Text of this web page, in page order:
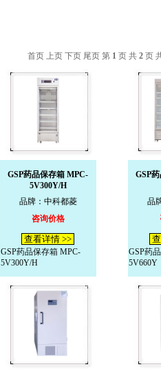
首页 上页 下页 尾页第 1 页 共 2 页
GSP药品保存箱 MPC-
5V300Y/H
品牌：中科都菱
咨询价格
查看详情 >>
GSP药品保存箱 MPC-
5V300Y/H
GSP
品
GSP药
5V660Y